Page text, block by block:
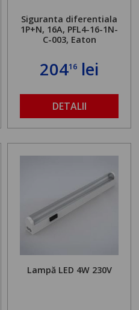
Siguranta diferentiala
1P+N, 16A, PFL4-16-1N-
C-003, Eaton
20416 lei
DETALII
Lampă LED 4W 230V